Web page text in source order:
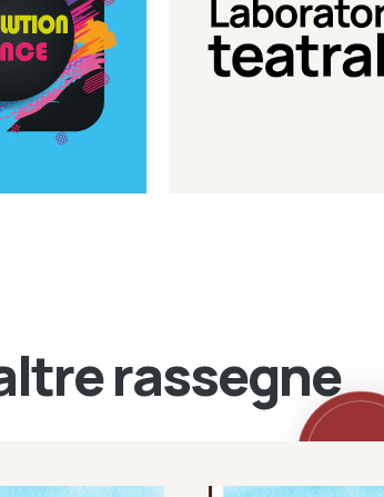
Dance
di danza
– I Edizione
Laboratorio di teatro
Teatro Eduardo de
rassegne